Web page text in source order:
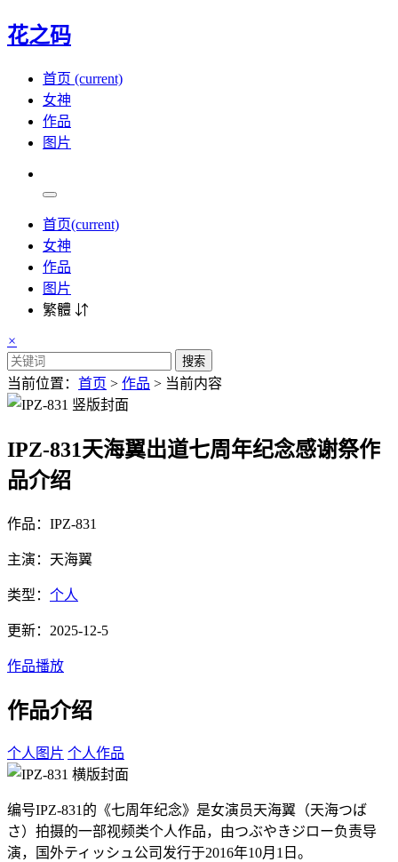
花之码
首页 (current)
女神
作品
图片
首页(current)
女神
作品
图片
繁體 ⇵
×
搜索
当前位置： 首页 > 作品 > 当前内容
IPZ-831天海翼出道七周年纪念感谢祭作
品介绍
作品：IPZ-831
主演：天海翼
类型： 个人
更新：2025-12-5
作品播放
作品介绍
个人图片 个人作品
编号IPZ-831的《七周年纪念》是女演员天海翼（天海つば
さ）拍摄的一部视频类个人作品，由つぶやきジロー负责导
演，国外ティッシュ公司发行于2016年10月1日。